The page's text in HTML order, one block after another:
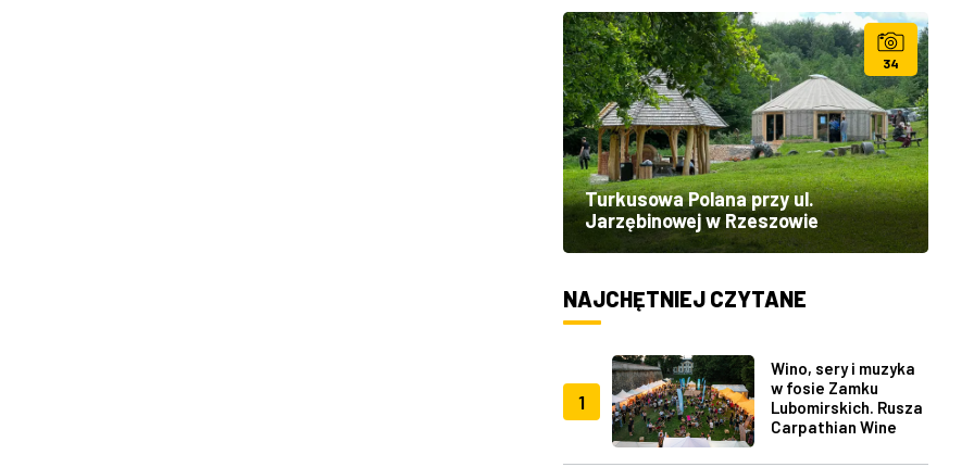
34
Turkusowa Polana przy ul.
Jarzębinowej w Rzeszowie
NAJCHĘTNIEJ CZYTANE
1
Wino, sery i muzyka
w fosie Zamku
Lubomirskich. Rusza
Carpathian Wine